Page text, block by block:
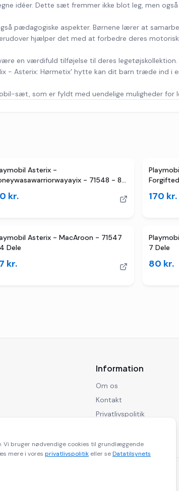
idéer. Dette sæt fremmer ikke blot leg, men
pædagogiske aspekter. Børnene lærer at
hjælper det med at forbedre deres
en værdifuld tilføjelse til deres
- Asterix: Hørmetix' hytte kan dit barn træde ind i
sæt, som er fyldt med uendelige muligheder for
Asterix -
- 71548 - 8
kr. 170 kr.
Asterix - MacAroon - 71547
Dele
kr.
7 Dele
80 kr.
Information
Om os
Kontakt
Privatlivspolitik
forbeholdes.
kommission for køb via vores links.
Vi bruger nødvendige cookies til grundlæggende
mere i vores privatlivspolitik eller seDatatilsynets